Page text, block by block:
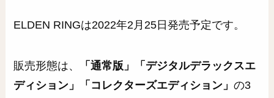
ELDEN RINGは2022年2月25日発売予定です。
販売形態は、
「通常版」「デジタルデラックスエ
ディション」「コレクターズエディション」の3